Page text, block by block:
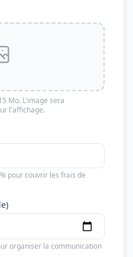
Mo. L'image sera
l'affichage.
pour couvrir les frais de
organiser la communication